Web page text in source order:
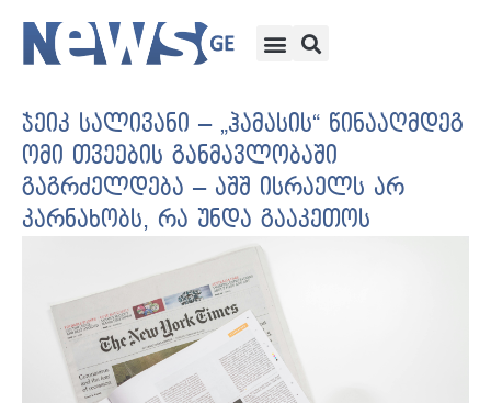
ჯეიკ სალივანი – „ჰამასის“ წინააღმდეგ
ომი თვეების განმავლობაში
გაგრძელდება – აშშ ისრაელს არ
კარნახობს, რა უნდა გააკეთოს